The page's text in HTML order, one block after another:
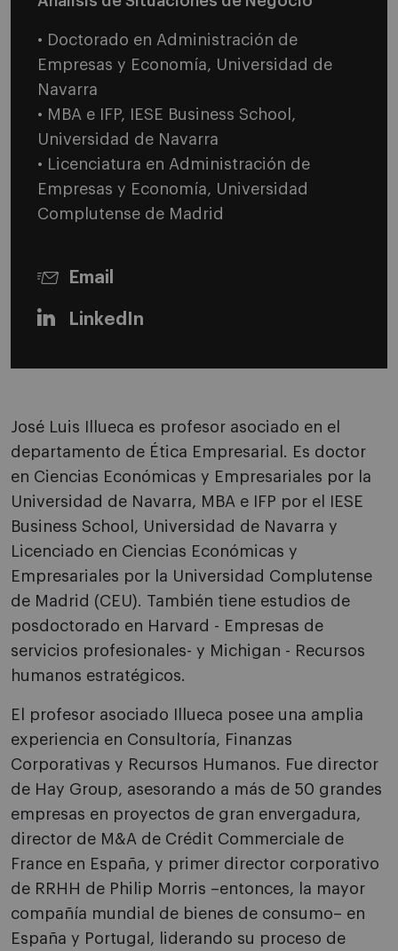
• Doctorado en Administración de
Empresas y Economía, Universidad de
Navarra
• MBA e IFP, IESE Business School,
Universidad de Navarra
• Licenciatura en Administración de
Empresas y Economía, Universidad
Complutense de Madrid
Email
LinkedIn
José Luis Illueca es profesor asociado en el
departamento de Ética Empresarial. Es doctor
en Ciencias Económicas y Empresariales por la
Universidad de Navarra, MBA e IFP por el IESE
Business School, Universidad de Navarra y
Licenciado en Ciencias Económicas y
Empresariales por la Universidad Complutense
de Madrid (CEU). También tiene estudios de
posdoctorado en Harvard - Empresas de
servicios profesionales- y Michigan - Recursos
humanos estratégicos.
El profesor asociado Illueca posee una amplia
experiencia en Consultoría, Finanzas
Corporativas y Recursos Humanos. Fue director
de Hay Group, asesorando a más de 50 grandes
empresas en proyectos de gran envergadura,
director de M&A de Crédit Commerciale de
France en España, y primer director corporativo
de RRHH de Philip Morris –entonces, la mayor
compañía mundial de bienes de consumo– en
España y Portugal, liderando su proceso de